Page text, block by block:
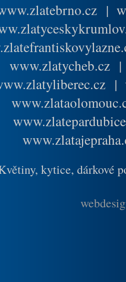
|
www.zlatycheb.cz
|
kytice, dárkové